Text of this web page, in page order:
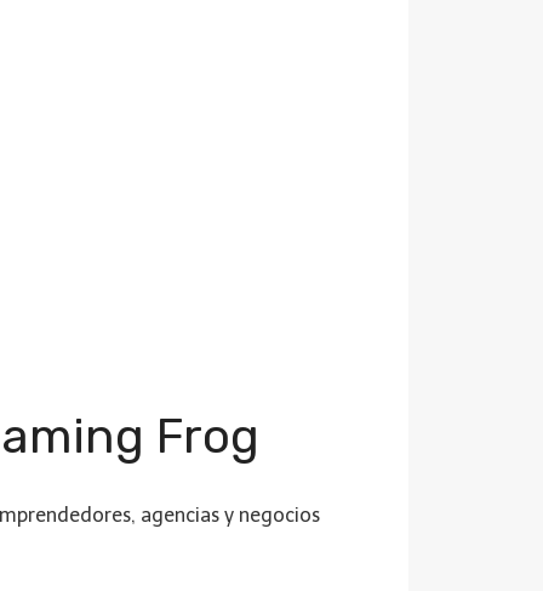
Frog
agencias y negocios